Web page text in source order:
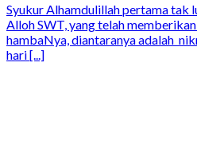
Syukur Alhamdulillah pertama tak
Alloh SWT, yang telah
hambaNya, diantaranya adalah
hari [...]